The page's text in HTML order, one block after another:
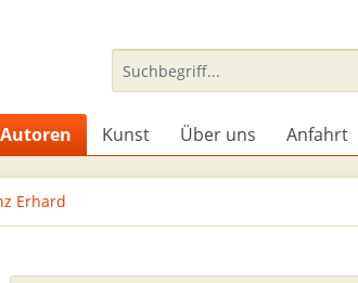
Autoren Kunst Über uns Anfahrt
Erhard